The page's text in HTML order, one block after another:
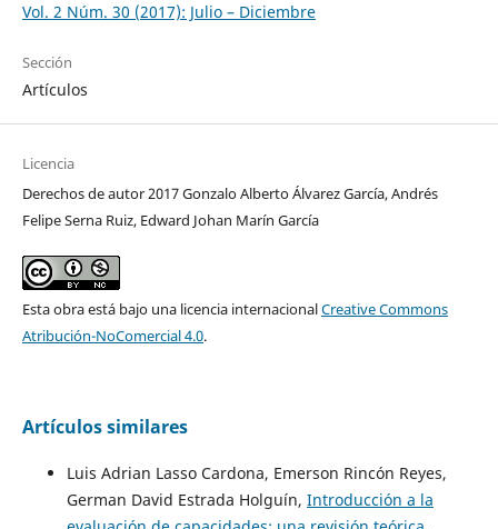
Vol. 2 Núm. 30 (2017): Julio – Diciembre
Sección
Artículos
Licencia
Derechos de autor 2017 Gonzalo Alberto Álvarez García, Andrés
Felipe Serna Ruiz, Edward Johan Marín García
Esta obra está bajo una licencia internacionalCreative Commons
Atribución-NoComercial 4.0.
Artículos similares
Luis Adrian Lasso Cardona, Emerson Rincón Reyes,
German David Estrada Holguín, Introducción a la